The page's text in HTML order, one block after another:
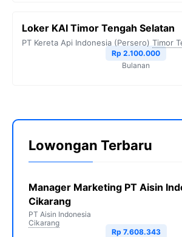
Loker KAI Timor Tengah Selatan
PT Kereta Api Indonesia (Persero) Timor
Rp 2.100.000
Bulanan
Lowongan Terbaru
Manager Marketing PT Aisin
Cikarang
PT Aisin Indonesia
Cikarang
Rp 7.608.343